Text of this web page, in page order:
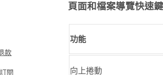
款
閱
頁面和檔案導覽快速鍵
功能
向上捲動